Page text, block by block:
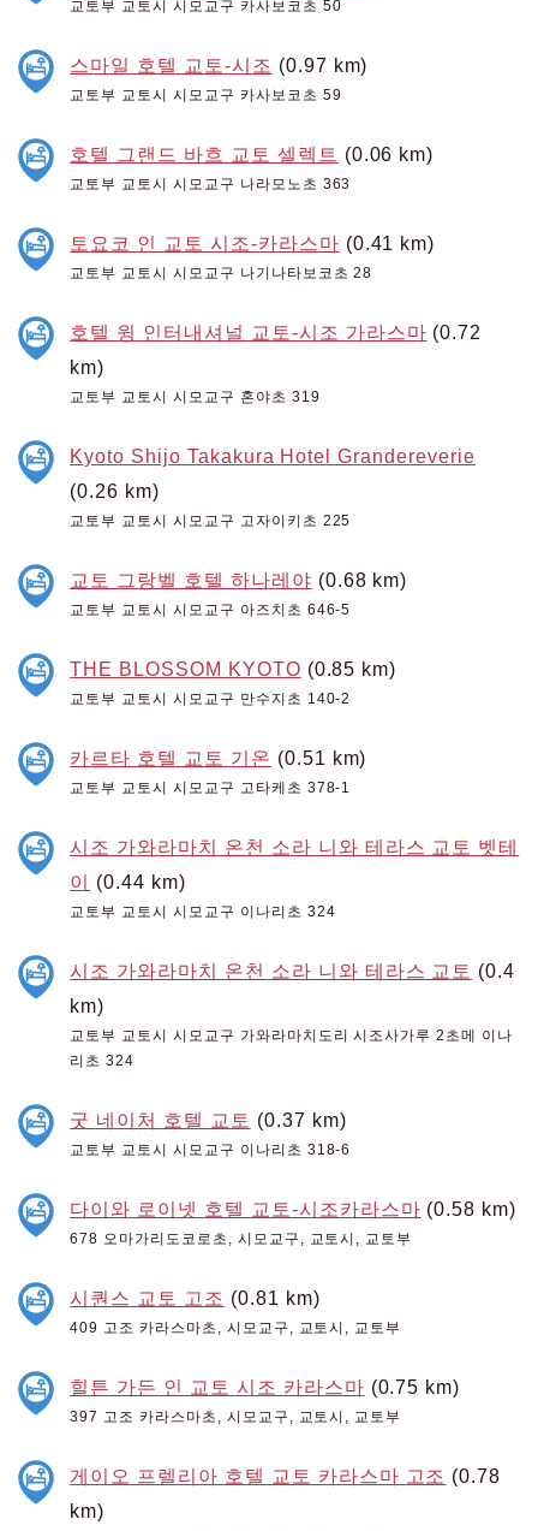
교토부 교토시 시모교구 카사보코초 50
스마일 호텔 교토-시조 (0.97 km)
교토부 교토시 시모교구 카사보코초 59
호텔 그랜드 바흐 교토 셀렉트 (0.06 km)
교토부 교토시 시모교구 나라모노초 363
토요코 인 교토 시조-카라스마 (0.41 km)
교토부 교토시 시모교구 나기나타보코초 28
호텔 윙 인터내셔널 교토-시조 가라스마 (0.72
km)
교토부 교토시 시모교구 혼야초 319
Kyoto Shijo Takakura Hotel Grandereverie
(0.26 km)
교토부 교토시 시모교구 고자이키초 225
교토 그랑벨 호텔 하나레야 (0.68 km)
교토부 교토시 시모교구 아즈치초 646-5
THE BLOSSOM KYOTO (0.85 km)
교토부 교토시 시모교구 만수지초 140-2
카르타 호텔 교토 기온 (0.51 km)
교토부 교토시 시모교구 고타케초 378-1
시조 가와라마치 온천 소라 니와 테라스 교토 벳테
이 (0.44 km)
교토부 교토시 시모교구 이나리초 324
시조 가와라마치 온천 소라 니와 테라스 교토 (0.4
km)
교토부 교토시 시모교구 가와라마치도리 시조사가루 2초메 이나
리초 324
굿 네이처 호텔 교토 (0.37 km)
교토부 교토시 시모교구 이나리초 318-6
다이와 로이넷 호텔 교토-시조카라스마 (0.58 km)
678 오마가리도코로초, 시모교구, 교토시, 교토부
시퀀스 교토 고조 (0.81 km)
409 고조 카라스마초, 시모교구, 교토시, 교토부
힐튼 가든 인 교토 시조 카라스마 (0.75 km)
397 고조 카라스마초, 시모교구, 교토시, 교토부
게이오 프렐리아 호텔 교토 카라스마 고조 (0.78
km)